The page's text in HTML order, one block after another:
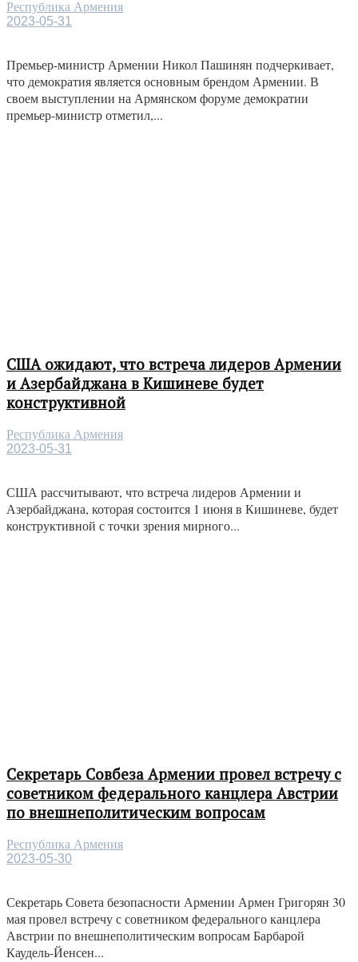
Республика Армения
2023-05-31
Премьер-министр Армении Никол Пашинян подчеркивает,
что демократия является основным брендом Армении. В
своем выступлении на Армянском форуме демократии
премьер-министр отметил,...
США ожидают, что встреча лидеров Армении
и Азербайджана в Кишиневе будет
конструктивной
Республика Армения
2023-05-31
США рассчитывают, что встреча лидеров Армении и
Азербайджана, которая состоится 1 июня в Кишиневе, будет
конструктивной с точки зрения мирного...
Секретарь Совбеза Армении провел встречу с
советником федерального канцлера Австрии
по внешнеполитическим вопросам
Республика Армения
2023-05-30
Секретарь Совета безопасности Армении Армен Григорян 30
мая провел встречу с советником федерального канцлера
Австрии по внешнеполитическим вопросам Барбарой
Каудель-Йенсен...